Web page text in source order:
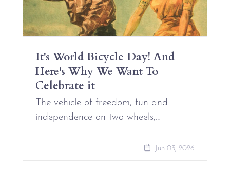
It's World Bicycle Day! And
Here's Why We Want To
Celebrate it
The vehicle of freedom, fun and
independence on two wheels,…
Jun 03, 2026